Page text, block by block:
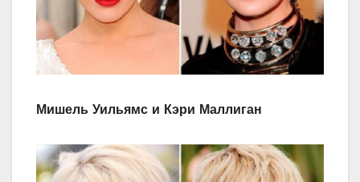
Мишель Уильямс и Кэри Маллиган